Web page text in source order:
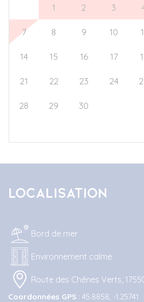
1 2 3
7 8 9 10
14 15 16 17
21 22 23 24
28 29 30
Localisation
Bord de mer
Environnement calme
Route des Chênes Verts,
Coordonnées GPS : 45.8858, -1.25741